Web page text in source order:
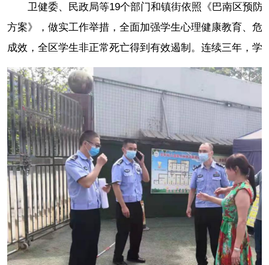
卫健委、民政局等19个部门和镇街依照《巴南区预防
方案》，做实工作举措，全面加强学生心理健康教育、危
成效，全区学生非正常死亡得到有效遏制。连续三年，学